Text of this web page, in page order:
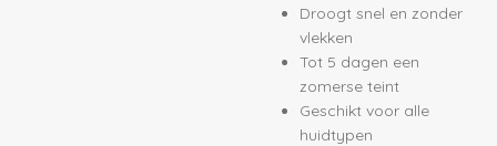
Droogt snel en zonder
vlekken
Tot 5 dagen een
zomerse teint
Geschikt voor alle
huidtypen